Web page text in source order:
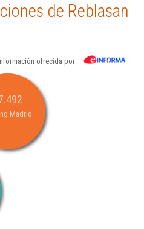
de Reblasan
ofrecida por
Madrid